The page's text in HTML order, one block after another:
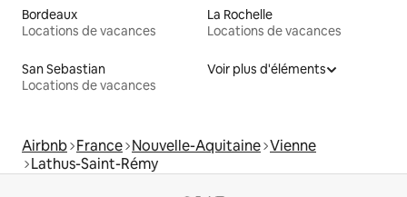
Bordeaux
Locations de vacances
La Rochelle
Locations de vacances
San Sebastian
Locations de vacances
Voir plus d'éléments
Airbnb France Nouvelle-Aquitaine Vienne
Lathus-Saint-Rémy